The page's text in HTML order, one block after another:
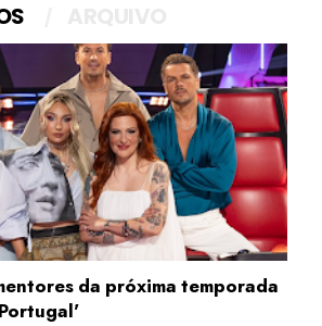
da próxima temporada